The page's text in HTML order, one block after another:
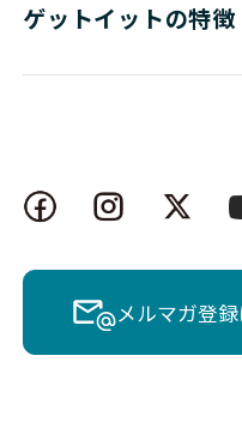
ゲットイットの特徴
メルマガ登